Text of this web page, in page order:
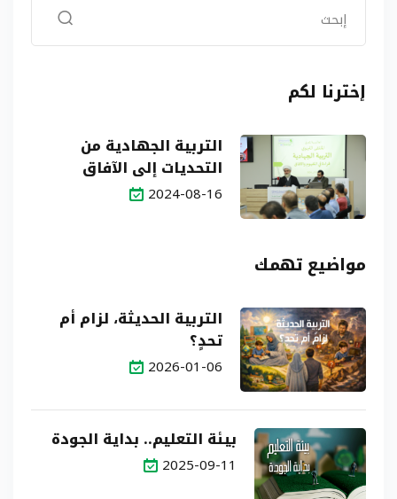
إخترنا لكم
التربية الجهادية من
التحديات إلى الآفاق
2024-08-16
مواضيع تهمك
التربية الحديثة، لزام أم
تحدٍ؟
2026-01-06
بيئة التعليم.. بداية الجودة
2025-09-11